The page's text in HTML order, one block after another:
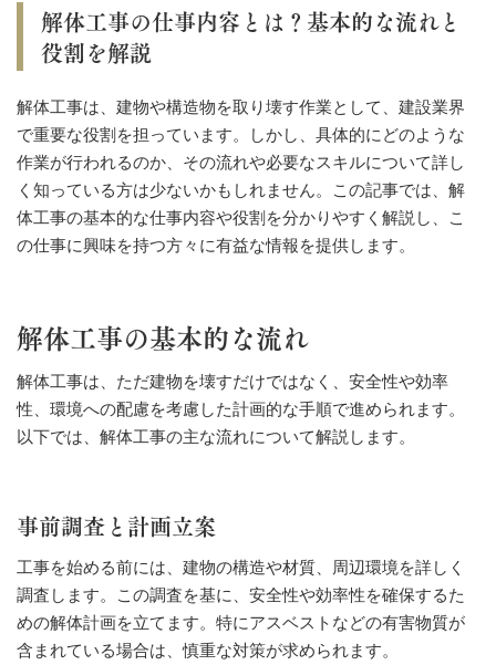
解体工事の仕事内容とは？基本的な流れと
役割を解説
解体工事は、建物や構造物を取り壊す作業として、建設業界
で重要な役割を担っています。しかし、具体的にどのような
作業が行われるのか、その流れや必要なスキルについて詳し
く知っている方は少ないかもしれません。この記事では、解
体工事の基本的な仕事内容や役割を分かりやすく解説し、こ
の仕事に興味を持つ方々に有益な情報を提供します。
解体工事の基本的な流れ
解体工事は、ただ建物を壊すだけではなく、安全性や効率
性、環境への配慮を考慮した計画的な手順で進められます。
以下では、解体工事の主な流れについて解説します。
事前調査と計画立案
工事を始める前には、建物の構造や材質、周辺環境を詳しく
調査します。この調査を基に、安全性や効率性を確保するた
めの解体計画を立てます。特にアスベストなどの有害物質が
含まれている場合は、慎重な対策が求められます。